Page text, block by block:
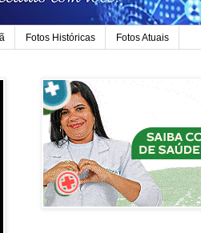
Fotos Históricas Fotos Atuais